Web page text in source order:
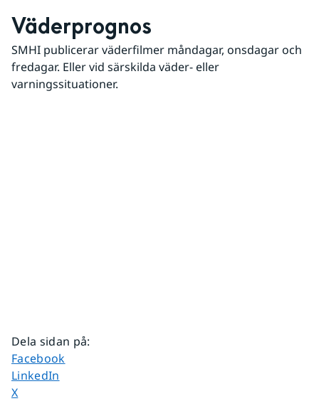
Väderprognos
SMHI publicerar väderfilmer måndagar, onsdagar och
fredagar. Eller vid särskilda väder- eller
varningssituationer.
Dela sidan på:
Dela sidan på
Facebook
Dela sidan på
LinkedIn
Dela sidan på
X